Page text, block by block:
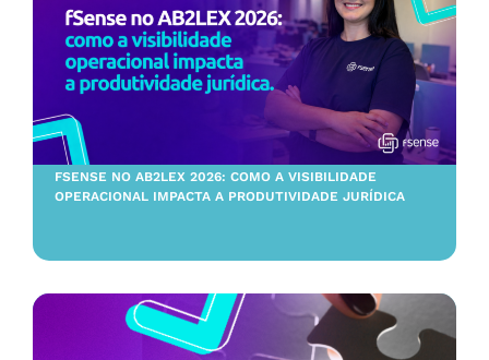
FSENSE NO AB2LEX 2026: COMO A VISIBILIDADE
OPERACIONAL IMPACTA A PRODUTIVIDADE JURÍDICA